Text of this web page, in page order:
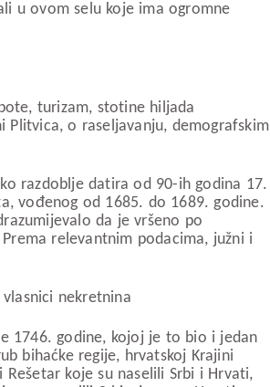
u ovom selu koje ima ogromne
turizam, stotine hiljada
o raseljavanju, demografskim
razdoblje datira od 90-ih godina 17.
vođenog od 1685. do 1689. godine.
da je vršeno po
relevantnim podacima, južni i
nekretnina
1746. godine, kojoj je to bio i jedan
bihaćke regije, hrvatskoj Krajini
Rešetar koje su naselili Srbi i Hrvati,